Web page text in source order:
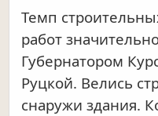
Темп
работ
Губернатором
Руцкой. Велись
снаружи здания.